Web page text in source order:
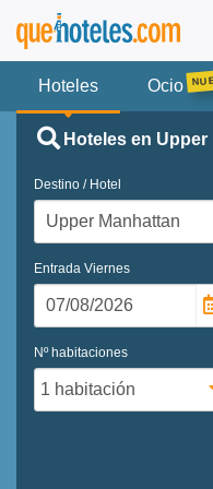
Hoteles Ocio
Hoteles en Upper
Destino / Hotel
Entrada Viernes
Nº habitaciones